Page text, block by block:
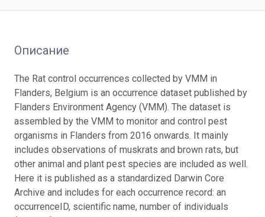
Описание
The Rat control occurrences collected by VMM in
Flanders, Belgium is an occurrence dataset published by
Flanders Environment Agency (VMM). The dataset is
assembled by the VMM to monitor and control pest
organisms in Flanders from 2016 onwards. It mainly
includes observations of muskrats and brown rats, but
other animal and plant pest species are included as well.
Here it is published as a standardized Darwin Core
Archive and includes for each occurrence record: an
occurrenceID, scientific name, number of individuals